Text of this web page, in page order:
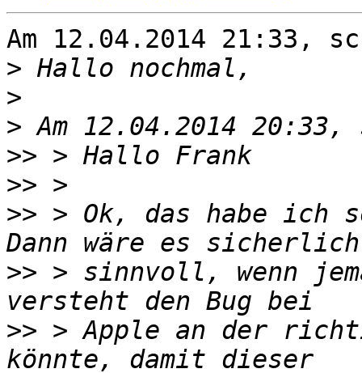
Am 12.04.2014 21:33,
>
>
>
>>
>>
>> > Ok, das habe ich
>> > sinnvoll, wenn
>> > Apple an der